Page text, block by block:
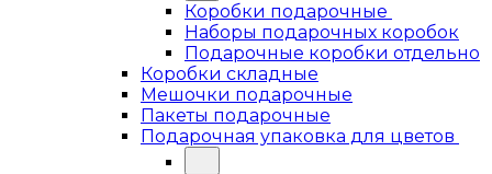
Коробки подарочные
Наборы подарочных коробок
Подарочные коробки отдельно
Коробки складные
Мешочки подарочные
Пакеты подарочные
Подарочная упаковка для цветов